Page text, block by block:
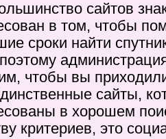
сайтов
в том, чтобы
сроки найти
чтобы вы
сайты,
в хорошем
критериев, это